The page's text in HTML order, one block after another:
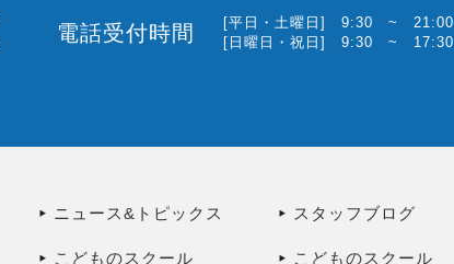
電話受付時間
[平日・土曜日] 9:30 ~ 21:00
[日曜日・祝日] 9:30 ~ 17:30
ニュース&トピックス スタッフブログ
こどものスクール こどものスクール